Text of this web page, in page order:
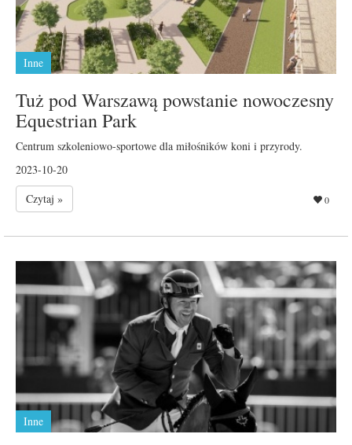
Inne
Tuż pod Warszawą powstanie nowoczesny
Equestrian Park
Centrum szkoleniowo-sportowe dla miłośników koni i przyrody.
2023-10-20
Czytaj »
0
Inne